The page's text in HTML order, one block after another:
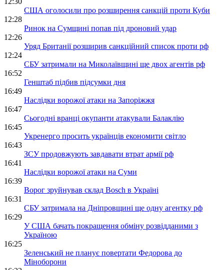
США оголосили про розширення санкцій проти Куби
12:28
Ринок на Сумщині попав під дроновий удар
12:26
Уряд Британії розширив санкційний список проти рф
12:24
СБУ затримали на Миколаївщині ще двох агентів рф
16:52
Генштаб підбив підсумки дня
16:49
Наслідки ворожої атаки на Запоріжжя
16:47
Сьогодні вранці окупанти атакували Балаклію
16:45
Укренерго просить українців економити світло
16:43
ЗСУ продовжують завдавати втрат армії рф
16:41
Наслідки ворожої атаки на Суми
16:39
Ворог зруйнував склад Bosch в Україні
16:31
СБУ затримала на Дніпровщині ще одну агентку рф
16:29
У США бачать покращення обміну розвідданими з
Україною
16:25
Зеленський не планує повертати Федорова до
Міноборони